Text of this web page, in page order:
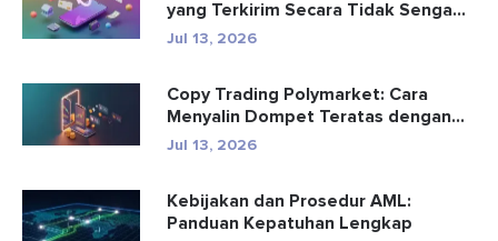
yang Terkirim Secara Tidak Senga...
Jul 13, 2026
Copy Trading Polymarket: Cara
Menyalin Dompet Teratas dengan
Aman
Jul 13, 2026
Kebijakan dan Prosedur AML:
Panduan Kepatuhan Lengkap